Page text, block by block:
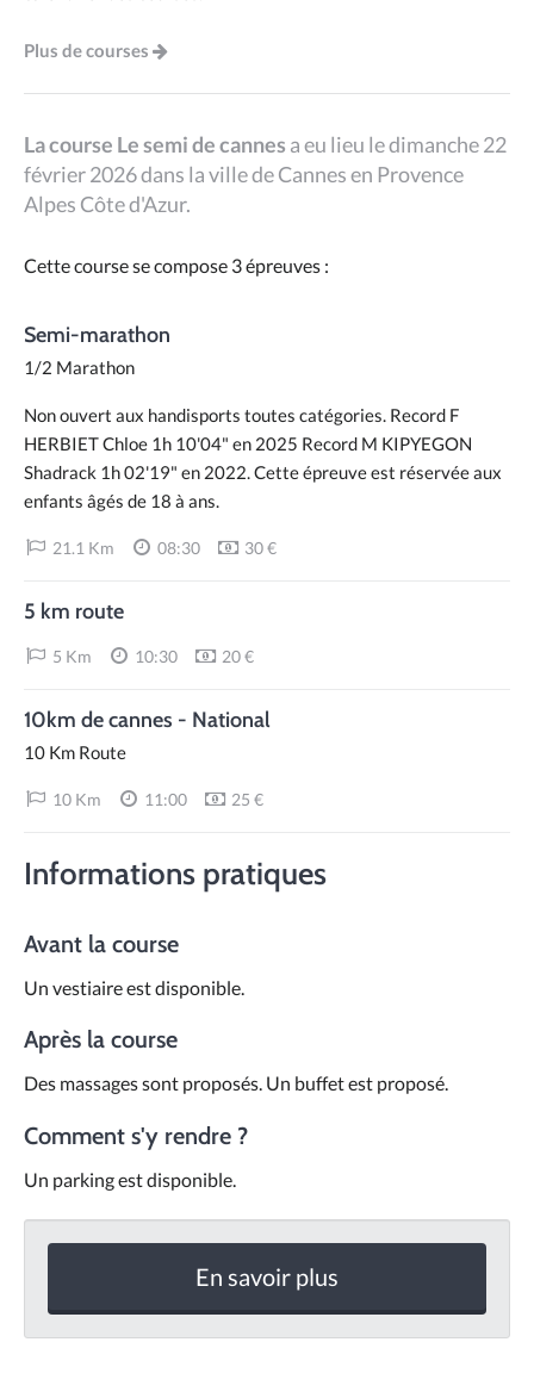
Plus de courses
La course Le semi de cannes a eu lieu le dimanche 22
février 2026 dans la ville de Cannes en Provence
Alpes Côte d'Azur.
Cette course se compose 3 épreuves :
Semi-marathon
1/2 Marathon
Non ouvert aux handisports toutes catégories. Record F
HERBIET Chloe 1h 10'04" en 2025 Record M KIPYEGON
Shadrack 1h 02'19" en 2022. Cette épreuve est réservée aux
enfants âgés de 18 à ans.
21.1 Km 08:30 30 €
5 km route
5 Km 10:30 20 €
10km de cannes - National
10 Km Route
10 Km 11:00 25 €
Informations pratiques
Avant la course
Un vestiaire est disponible.
Après la course
Des massages sont proposés. Un buffet est proposé.
Comment s'y rendre ?
Un parking est disponible.
En savoir plus